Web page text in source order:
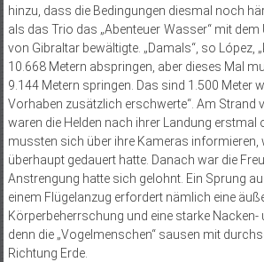
hinzu, dass die Bedingungen diesmal noch
als das Trio das „Abenteuer Wasser“ mit dem
von Gibraltar bewältigte. „Damals“, so López,
10.668 Metern abspringen, aber dieses Mal
9.144 Metern springen. Das sind 1.500 Meter
Vorhaben zusätzlich erschwerte“. Am Strand
waren die Helden nach ihrer Landung erstmal
mussten sich über ihre Kameras informieren,
überhaupt gedauert hatte. Danach war die
Anstrengung hatte sich gelohnt. Ein Sprung
einem Flügelanzug erfordert nämlich eine
Körperbeherrschung und eine starke
denn die „Vogelmenschen“ sausen mit
Richtung Erde.